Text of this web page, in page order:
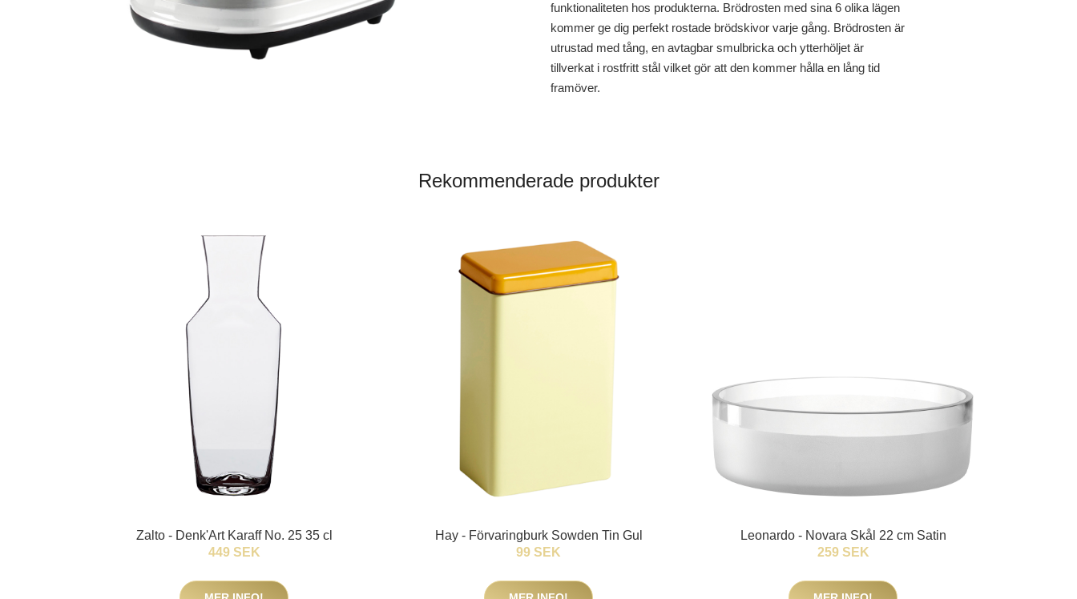
funktionaliteten hos produkterna. Brödrosten med sina 6 olika lägen
kommer ge dig perfekt rostade brödskivor varje gång. Brödrosten är
utrustad med tång, en avtagbar smulbricka och ytterhöljet är
tillverkat i rostfritt stål vilket gör att den kommer hålla en lång tid
framöver.
Rekommenderade produkter
Zalto - Denk'Art Karaff No. 25 35 cl
449 SEK
Hay - Förvaringburk Sowden Tin Gul
99 SEK
Leonardo - Novara Skål 22 cm Satin
259 SEK